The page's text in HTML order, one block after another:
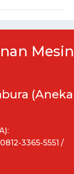
Mesin
(Aneka
3365-5551 /